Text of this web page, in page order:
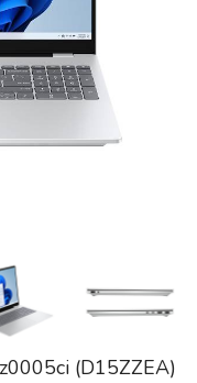
(D15ZZEA)